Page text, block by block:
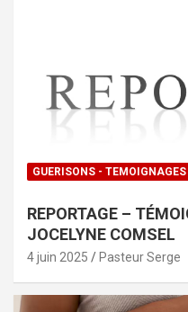
GUERISONS - TEMOIGNAGES
REPORTAGE –
JOCELYNE COMSEL
4 juin 2025 Pasteur Serge